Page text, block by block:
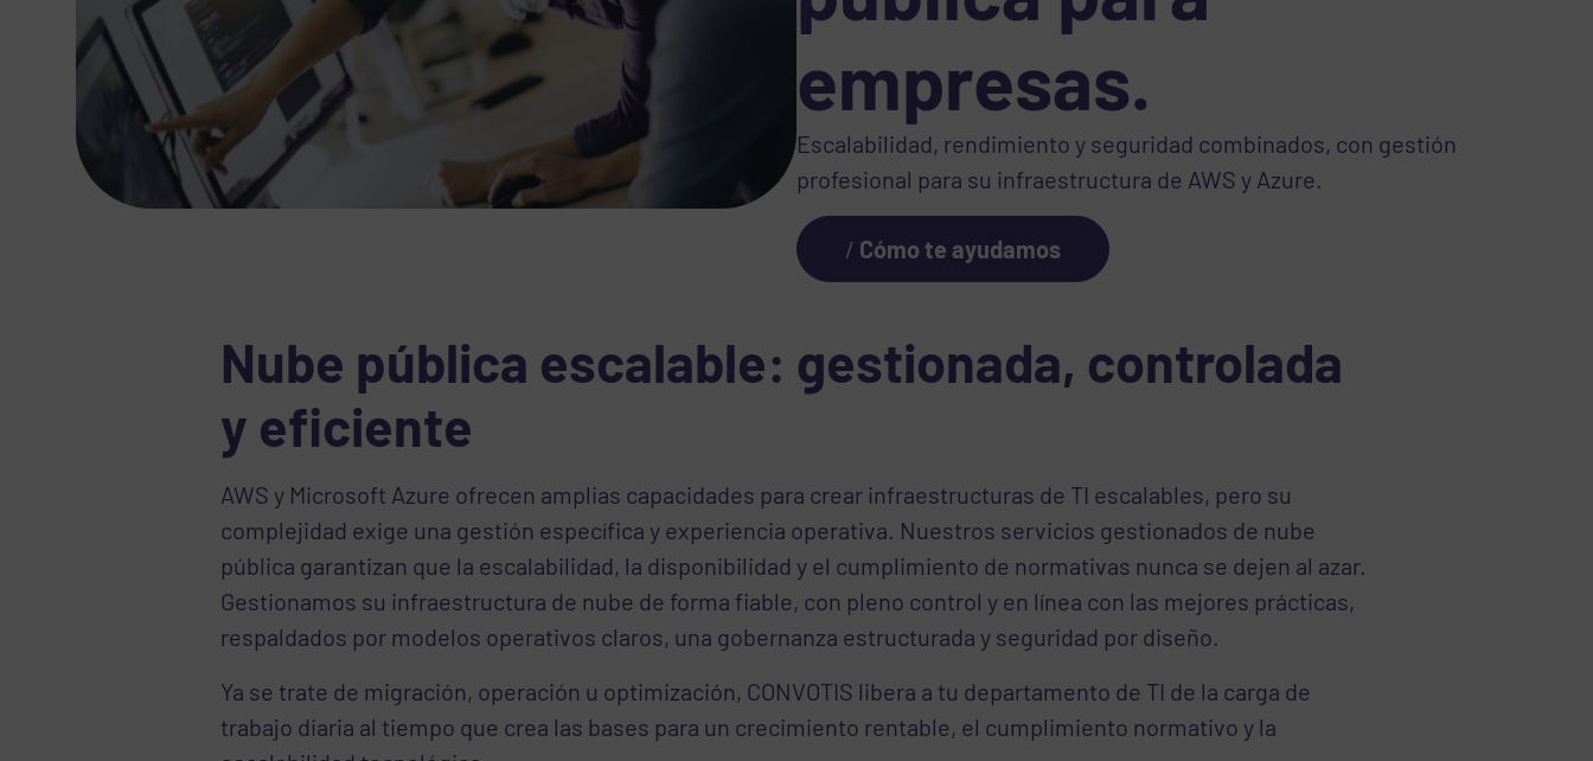
empresas.
Escalabilidad, rendimiento y seguridad combinados, con gestión
profesional para su infraestructura de AWS y Azure.
Cómo te ayudamos
Nube pública escalable: gestionada, controlada
y eficiente
AWS y Microsoft Azure ofrecen amplias capacidades para crear infraestructuras de TI escalables, pero su
complejidad exige una gestión específica y experiencia operativa. Nuestros servicios gestionados de nube
pública garantizan que la escalabilidad, la disponibilidad y el cumplimiento de normativas nunca se dejen al azar.
Gestionamos su infraestructura de nube de forma fiable, con pleno control y en línea con las mejores prácticas,
respaldados por modelos operativos claros, una gobernanza estructurada y seguridad por diseño.
Ya se trate de migración, operación u optimización, CONVOTIS libera a tu departamento de TI de la carga de
trabajo diaria al tiempo que crea las bases para un crecimiento rentable, el cumplimiento normativo y la